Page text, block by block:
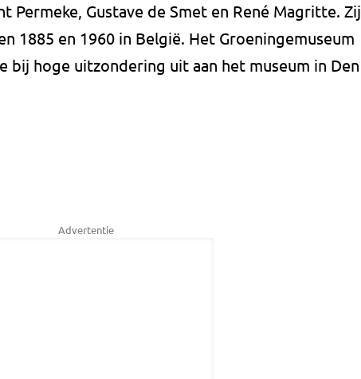
Permeke, Gustave de Smet en René Magritte. Zij
1885 en 1960 in België. Het Groeningemuseum
bij hoge uitzondering uit aan het museum in Den
Advertentie